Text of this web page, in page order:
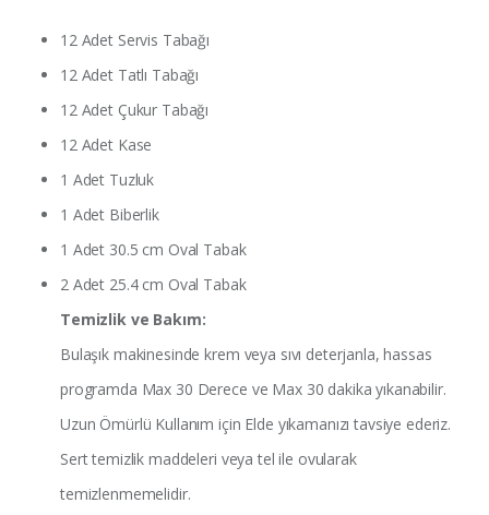
12 Adet Servis Tabağı
12 Adet Tatlı Tabağı
12 Adet Çukur Tabağı
12 Adet Kase
1 Adet Tuzluk
1 Adet Biberlik
1 Adet 30.5 cm Oval Tabak
2 Adet 25.4 cm Oval Tabak
Temizlik ve Bakım:
Bulaşık makinesinde krem veya sıvı deterjanla, hassas
programda Max 30 Derece ve Max 30 dakika yıkanabilir.
Uzun Ömürlü Kullanım için Elde yıkamanızı tavsiye ederiz.
Sert temizlik maddeleri veya tel ile ovularak
temizlenmemelidir.